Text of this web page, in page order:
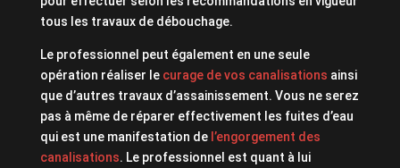
tous les travaux de débouchage.
Le professionnel peut également en une seule
opération réaliser le curage de vos canalisations ainsi
que d’autres travaux d’assainissement. Vous ne serez
pas à même de réparer effectivement les fuites d’eau
qui est une manifestation del’engorgement des
canalisations. Le professionnel est quant à lui